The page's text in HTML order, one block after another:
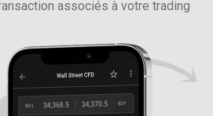
associés à votre trading